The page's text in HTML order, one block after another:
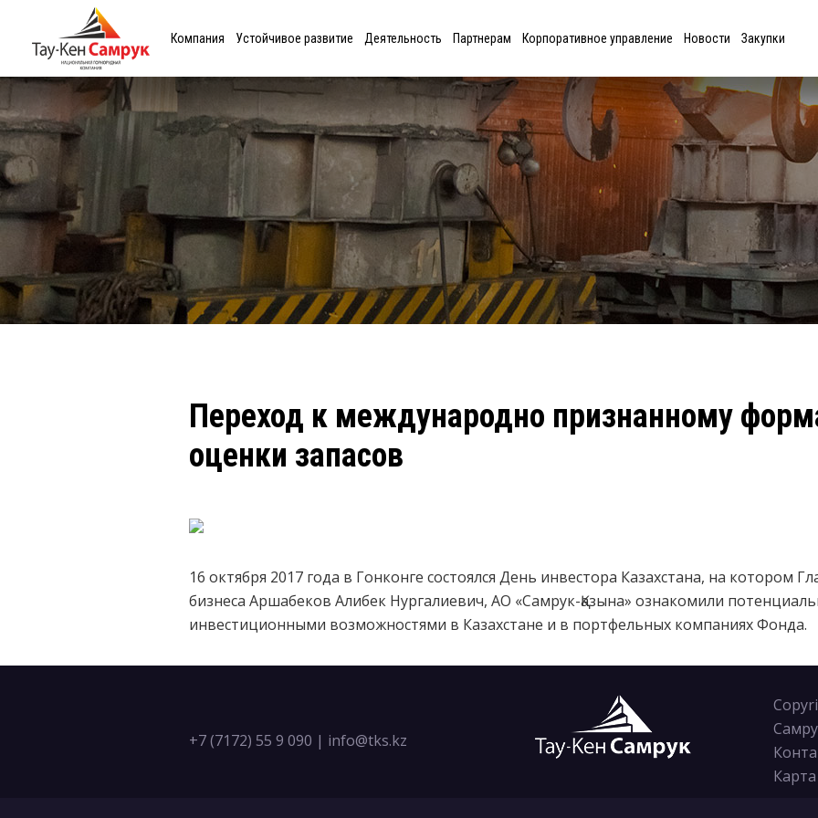
Компания Устойчивое развитие Деятельность Партнерам Корпоративное управление Новости Закупки
Переход к международно признанному
оценки запасов
16 октября 2017 года в Гонконге состоялся День инвестора Казахстана, на котором
бизнеса Аршабеков Алибек Нургалиевич, АО «Самрук-Қазына» ознакомили
инвестиционными возможностями в Казахстане и в портфельных компаниях Фонда.
+7 (7172) 55 9 090 | info@tks.kz